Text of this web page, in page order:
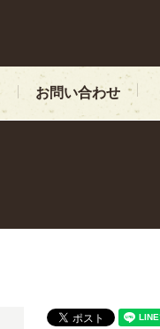
お問い合わせ